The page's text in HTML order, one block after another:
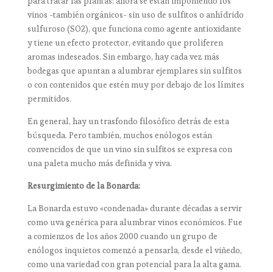
vinos -también orgánicos- sin uso de sulfitos o anhídrido
sulfuroso (SO2), que funciona como agente antioxidante
y tiene un efecto protector, evitando que proliferen
aromas indeseados. Sin embargo, hay cada vez más
bodegas que apuntan a alumbrar ejemplares sin sulfitos
o con contenidos que estén muy por debajo de los límites
permitidos.
En general, hay un trasfondo filosófico detrás de esta
búsqueda. Pero también, muchos enólogos están
convencidos de que un vino sin sulfitos se expresa con
una paleta mucho más definida y viva.
Resurgimiento de la Bonarda:
La Bonarda estuvo «condenada» durante décadas a servir
como uva genérica para alumbrar vinos económicos. Fue
a comienzos de los años 2000 cuando un grupo de
enólogos inquietos comenzó a pensarla, desde el viñedo,
como una variedad con gran potencial para la alta gama.